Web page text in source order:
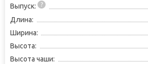
Выпуск:
Длина:
Ширина:
Высота:
Высота чаши: